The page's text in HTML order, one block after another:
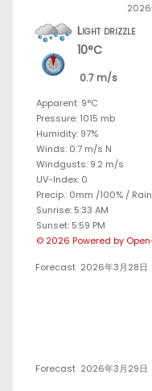
2026
Light drizzle
10°C
0.7 m/s
Apparent: 9°C
Pressure: 1015 mb
Humidity: 97%
Winds: 0.7 m/s N
Windgusts: 9.2 m/s
UV-Index: 0
Precip.: 0mm /100% / Rain
Sunrise: 5:33 AM
Sunset: 5:59 PM
© 2026 Powered by
Forecast 2026年3月28日
Forecast 2026年3月29日